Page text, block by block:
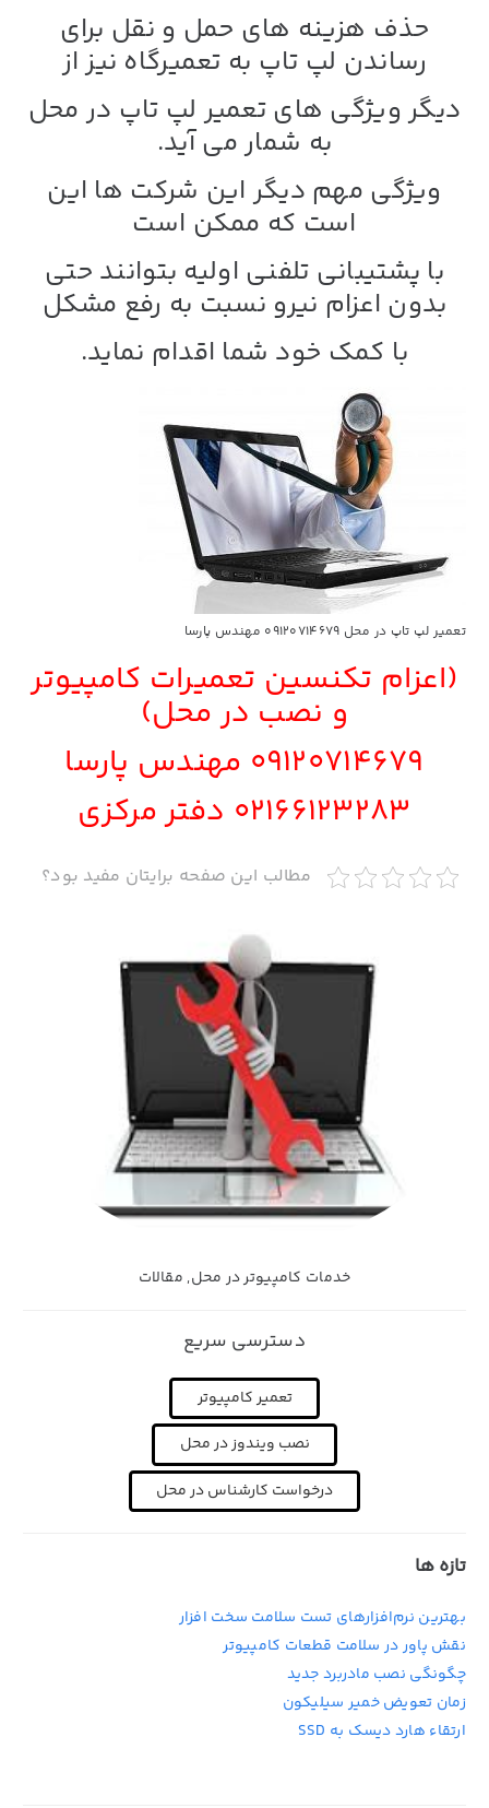
حذف هزینه های حمل و نقل برای
رساندن لپ تاپ به تعمیرگاه نیز از
دیگر ویژگی های تعمیر لپ تاپ در محل
به شمار می آید.
ویژگی مهم دیگر این شرکت ها این
است که ممکن است
با پشتیبانی تلفنی اولیه بتوانند حتی
بدون اعزام نیرو نسبت به رفع مشکل
با کمک خود شما اقدام نماید.
تعمیر لپ تاپ در محل 09120714679 مهندس پارسا
(اعزام تکنسین تعمیرات کامپیوتر
و نصب در محل)
09120714679 مهندس پارسا
02166123283 دفتر مرکزی
مطالب این صفحه برایتان مفید بود؟
خدمات کامپیوتر در محل,مقالات
دسترسی سریع
تعمیر کامپیوتر
نصب ویندوز در محل
درخواست کارشناس در محل
تازه ها
بهترین نرم‌افزارهای تست سلامت سخت افزار
نقش پاور در سلامت قطعات کامپیوتر
چگونگی نصب مادربرد جدید
زمان تعویض خمیر سیلیکون
ارتقاء هارد دیسک به SSD